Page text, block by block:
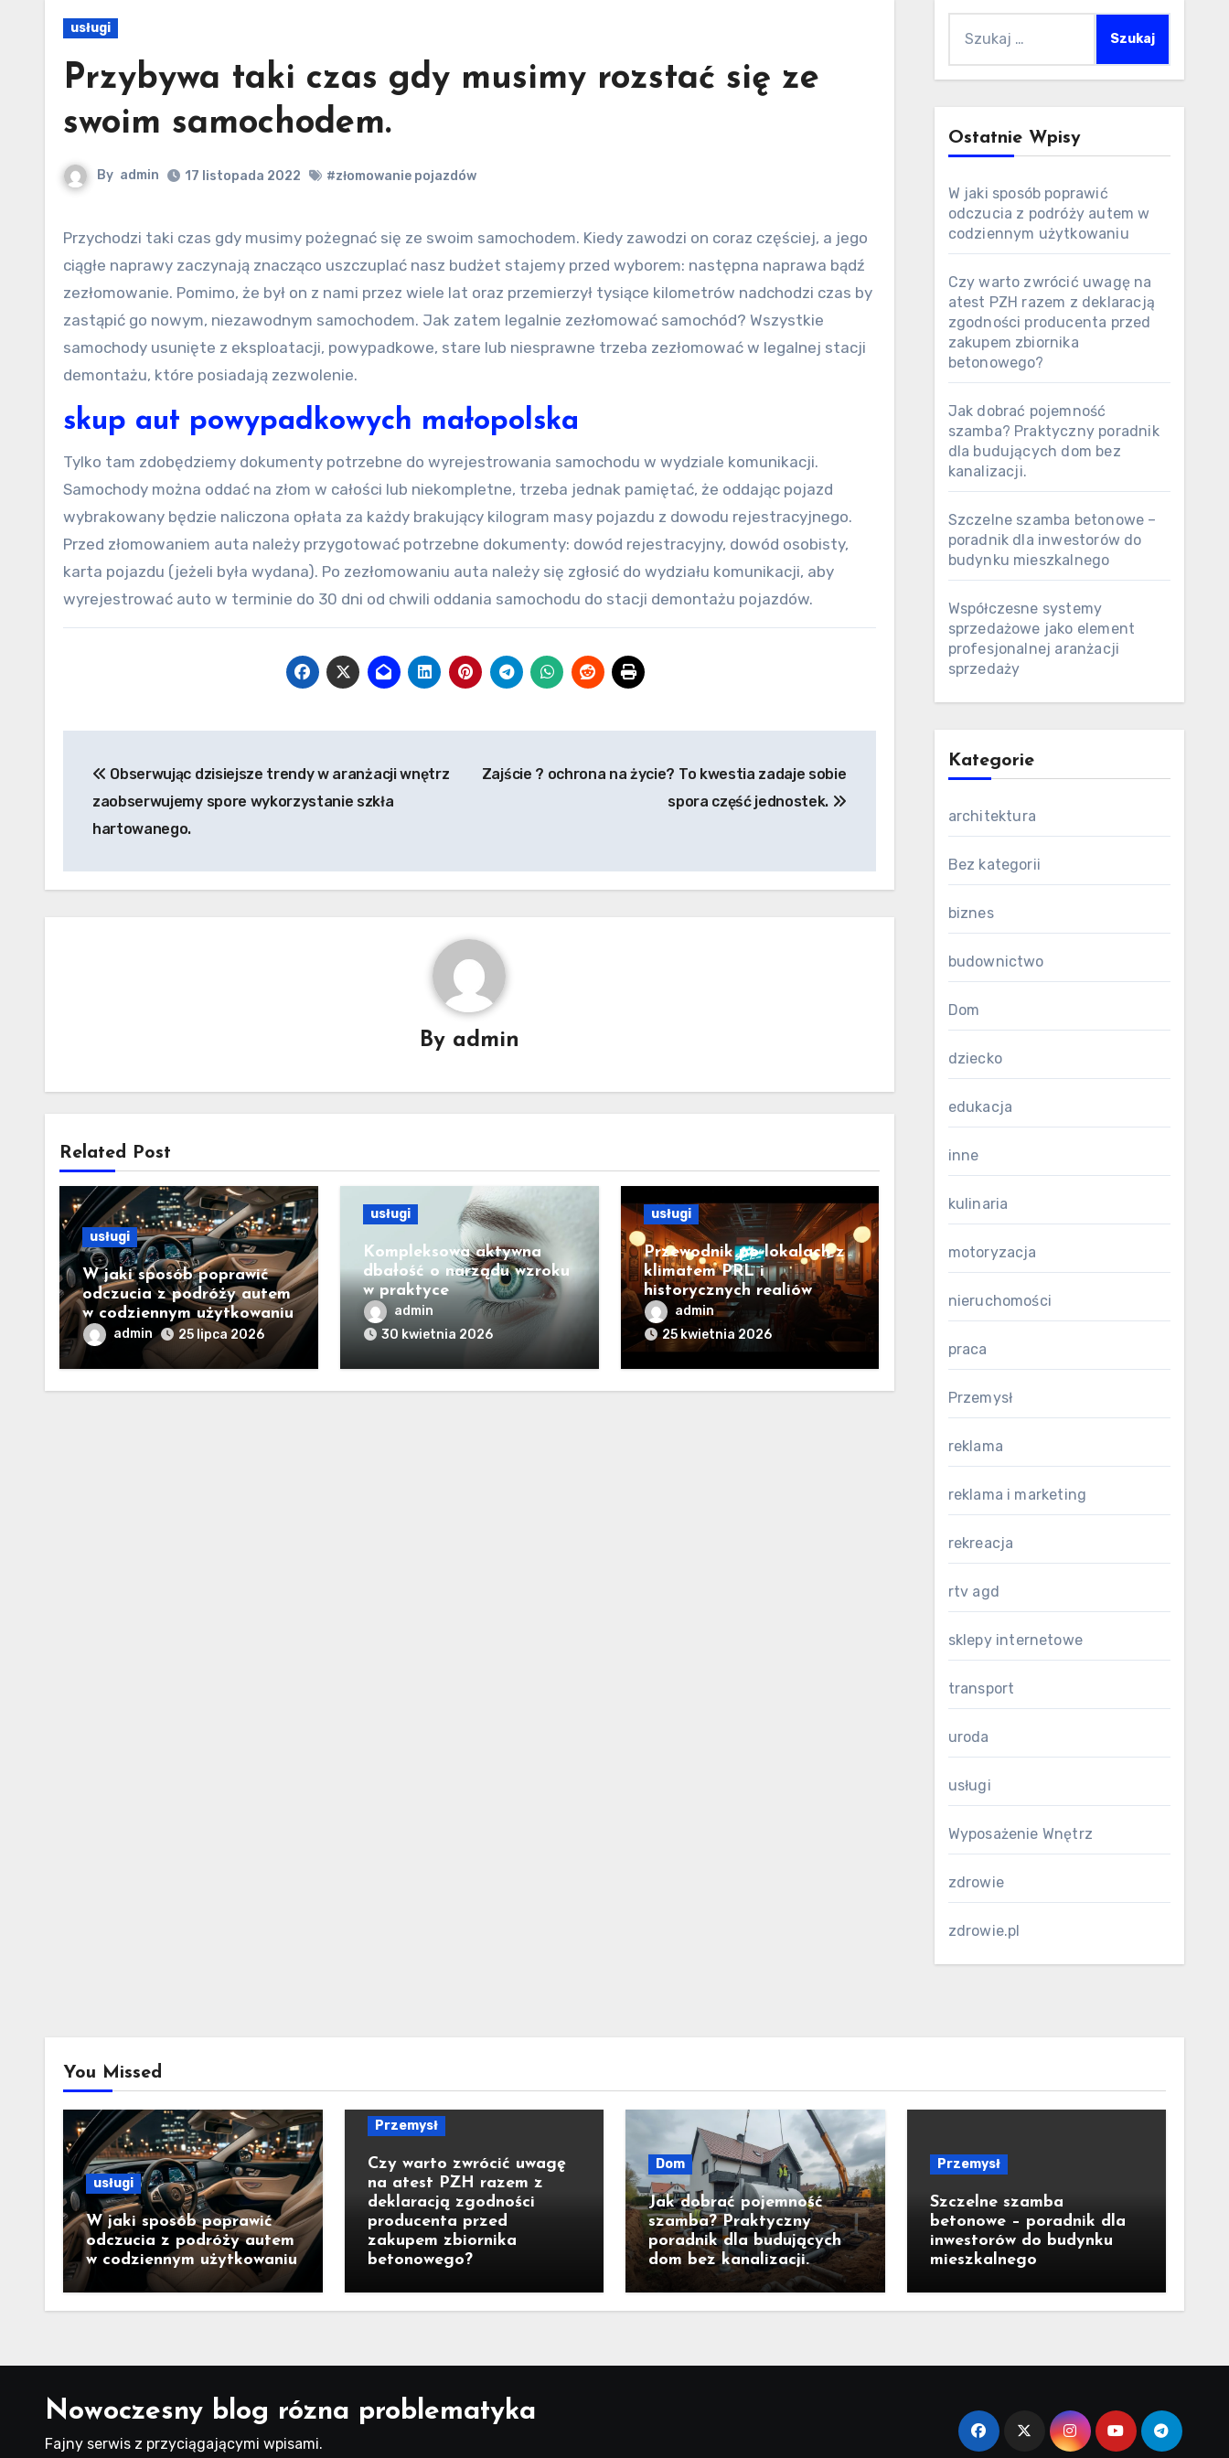
usługi
Przybywa taki czas gdy musimy rozstać się ze
swoim samochodem.
By admin 17 listopada 2022 #złomowanie pojazdów
Przychodzi taki czas gdy musimy pożegnać się ze swoim samochodem. Kiedy zawodzi on coraz częściej, a jego
ciągłe naprawy zaczynają znacząco uszczuplać nasz budżet stajemy przed wyborem: następna naprawa bądź
zezłomowanie. Pomimo, że był on z nami przez wiele lat oraz przemierzył tysiące kilometrów nadchodzi czas by
zastąpić go nowym, niezawodnym samochodem. Jak zatem legalnie zezłomować samochód? Wszystkie
samochody usunięte z eksploatacji, powypadkowe, stare lub niesprawne trzeba zezłomować w legalnej stacji
demontażu, które posiadają zezwolenie.
skup aut powypadkowych małopolska
Tylko tam zdobędziemy dokumenty potrzebne do wyrejestrowania samochodu w wydziale komunikacji.
Samochody można oddać na złom w całości lub niekompletne, trzeba jednak pamiętać, że oddając pojazd
wybrakowany będzie naliczona opłata za każdy brakujący kilogram masy pojazdu z dowodu rejestracyjnego.
Przed złomowaniem auta należy przygotować potrzebne dokumenty: dowód rejestracyjny, dowód osobisty,
karta pojazdu (jeżeli była wydana). Po zezłomowaniu auta należy się zgłosić do wydziału komunikacji, aby
wyrejestrować auto w terminie do 30 dni od chwili oddania samochodu do stacji demontażu pojazdów.
wpisuObserwując dzisiejsze trendy w aranżacji wnętrz
zaobserwujemy spore wykorzystanie szkła
hartowanego.
Zajście ? ochrona na życie? To kwestia zadaje sobie
spora część jednostek.
By admin
Related Post
usługi
W jaki sposób poprawić
odczucia z podróży autem
w codziennym użytkowaniu
admin 25 lipca 2026
usługi
Kompleksowa aktywna
dbałość o narządu wzroku
w praktyce
admin
30 kwietnia 2026
usługi
Przewodnik po lokalach z
klimatem PRL i
historycznych realiów
admin
25 kwietnia 2026
Ostatnie Wpisy
W jaki sposób poprawić
odczucia z podróży autem w
codziennym użytkowaniu
Czy warto zwrócić uwagę na
atest PZH razem z deklaracją
zgodności producenta przed
zakupem zbiornika
betonowego?
Jak dobrać pojemność
szamba? Praktyczny poradnik
dla budujących dom bez
kanalizacji.
Szczelne szamba betonowe –
poradnik dla inwestorów do
budynku mieszkalnego
Współczesne systemy
sprzedażowe jako element
profesjonalnej aranżacji
sprzedaży
Kategorie
architektura
Bez kategorii
biznes
budownictwo
Dom
dziecko
edukacja
inne
kulinaria
motoryzacja
nieruchomości
praca
Przemysł
reklama
reklama i marketing
rekreacja
rtv agd
sklepy internetowe
transport
uroda
usługi
Wyposażenie Wnętrz
zdrowie
zdrowie.pl
You Missed
usługi
W jaki sposób poprawić
odczucia z podróży autem
w codziennym użytkowaniu
Przemysł
Czy warto zwrócić uwagę
na atest PZH razem z
deklaracją zgodności
producenta przed
zakupem zbiornika
betonowego?
Dom
Jak dobrać pojemność
szamba? Praktyczny
poradnik dla budujących
dom bez kanalizacji.
Przemysł
Szczelne szamba
betonowe – poradnik dla
inwestorów do budynku
mieszkalnego
Nowoczesny blog rózna problematyka
Fajny serwis z przyciągającymi wpisami.